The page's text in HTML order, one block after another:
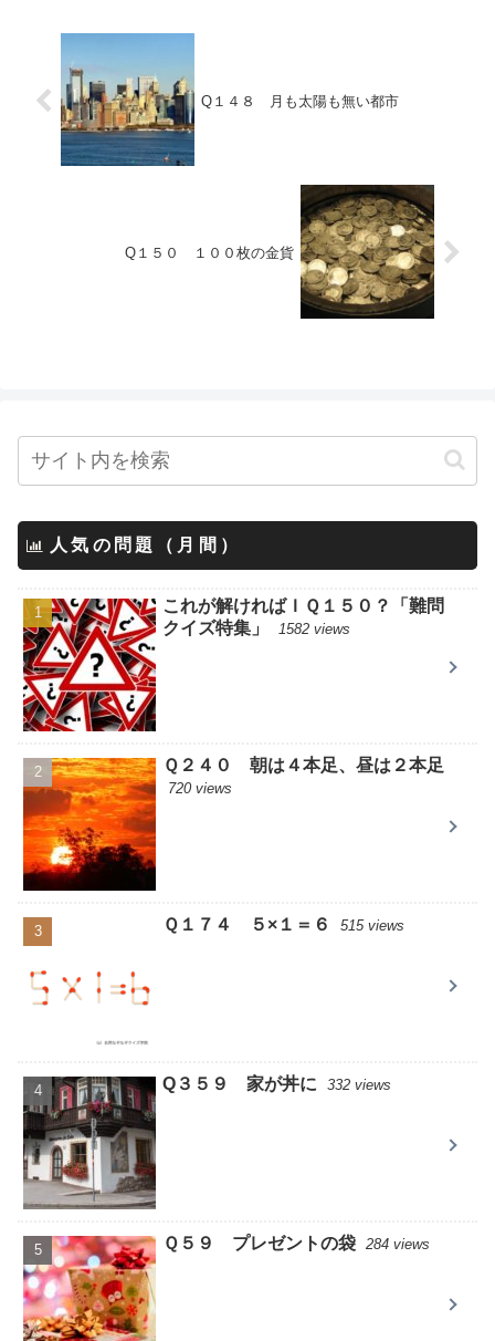
Q１４８ 月も太陽も無い都市
Q１５０ １００枚の金貨
人気の問題（月間）
これが解ければＩＱ１５０？「難問
クイズ特集」
1582 views
Ｑ２４０ 朝は４本足、昼は２本足
720 views
Ｑ１７４ ５×１＝６ 515 views
Q３５９ 家が丼に 332 views
Ｑ５９ プレゼントの袋 284 views